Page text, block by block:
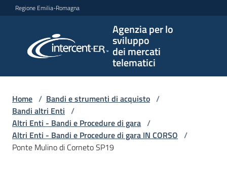
Vai al contenuto
Vai alla navigazione
Vai al footer
Regione Emilia-Romagna
Agenzia per lo
sviluppo
dei mercati
telematici
per lo
sviluppo
telematici
L'Agenzia
Home / Bandi e strumenti di acquisto /
Bandi altri Enti /
Altri Enti - Bandi e Procedure di gara /
Altri Enti - Bandi e Procedure di gara IN CORSO /
Ponte Mulino di Corneto SP19